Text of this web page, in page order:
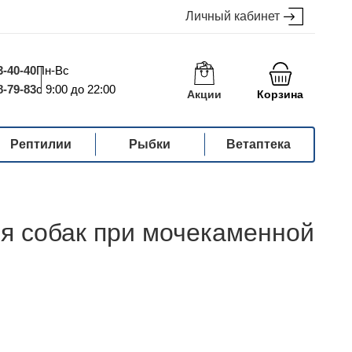
Личный кабинет
40-40
79-83
Пн-Вс
с 9:00 до 22:00
Акции Корзина
Рептилии Рыбки Ветаптека
собак при мочекаменной